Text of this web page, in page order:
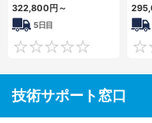
322,800円～
5日目
技術サポート窓口